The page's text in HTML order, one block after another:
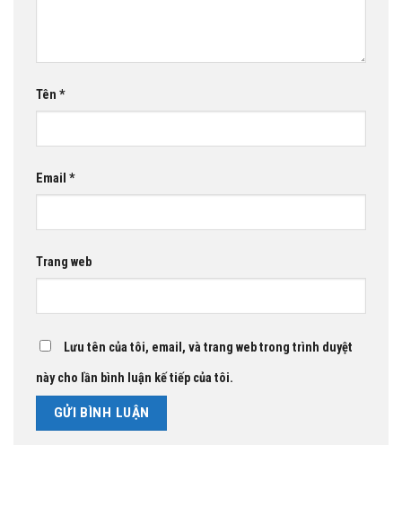
Tên *
Email *
Trang web
Lưu tên của tôi, email, và trang web trong trình duyệt
này cho lần bình luận kế tiếp của tôi.